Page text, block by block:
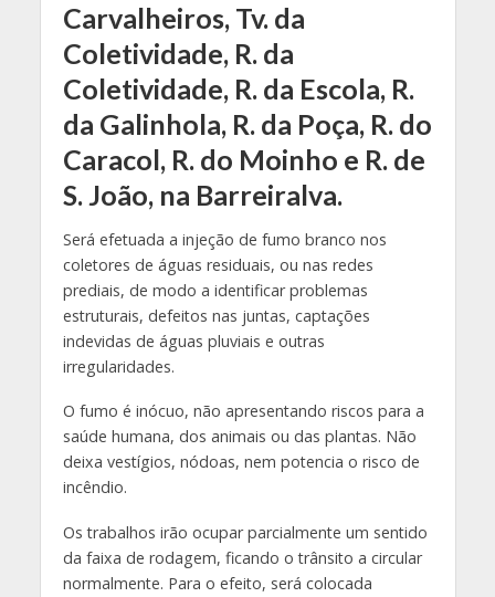
Carvalheiros, Tv. da
Coletividade, R. da
Coletividade, R. da Escola, R.
da Galinhola, R. da Poça, R. do
Caracol, R. do Moinho e R. de
S. João, na Barreiralva.
Será efetuada a injeção de fumo branco nos
coletores de águas residuais, ou nas redes
prediais, de modo a identificar problemas
estruturais, defeitos nas juntas, captações
indevidas de águas pluviais e outras
irregularidades.
O fumo é inócuo, não apresentando riscos para a
saúde humana, dos animais ou das plantas. Não
deixa vestígios, nódoas, nem potencia o risco de
incêndio.
Os trabalhos irão ocupar parcialmente um sentido
da faixa de rodagem, ficando o trânsito a circular
normalmente. Para o efeito, será colocada